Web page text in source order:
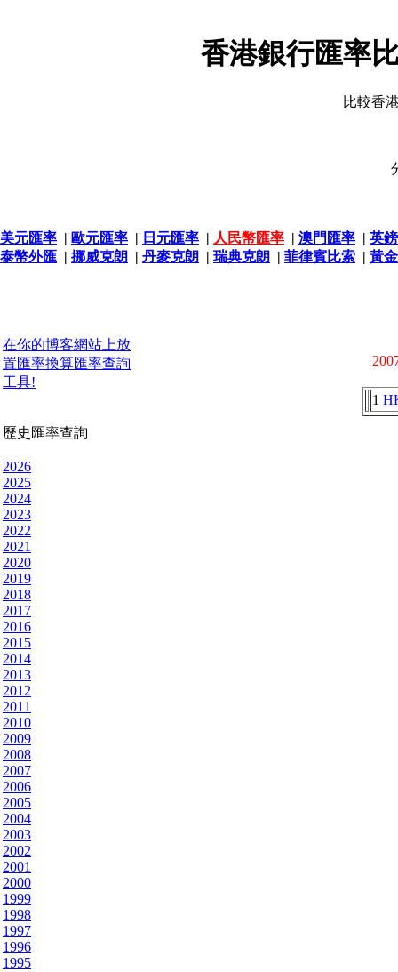
香港銀行匯率
比較香
美元匯率 | 歐元匯率 | 日元匯率 | 人民幣匯率 | 澳門匯率 | 英
泰幣外匯 | 挪威克朗 | 丹麥克朗 | 瑞典克朗 | 菲律賓比索 | 黃
在你的博客網站上放
置匯率換算匯率查詢
工具!
歷史匯率查詢
2026
2025
2024
2023
2022
2021
2020
2019
2018
2017
2016
2015
2014
2013
2012
2011
2010
2009
2008
2007
2006
2005
2004
2003
2002
2001
2000
1999
1998
1997
1996
1995
1